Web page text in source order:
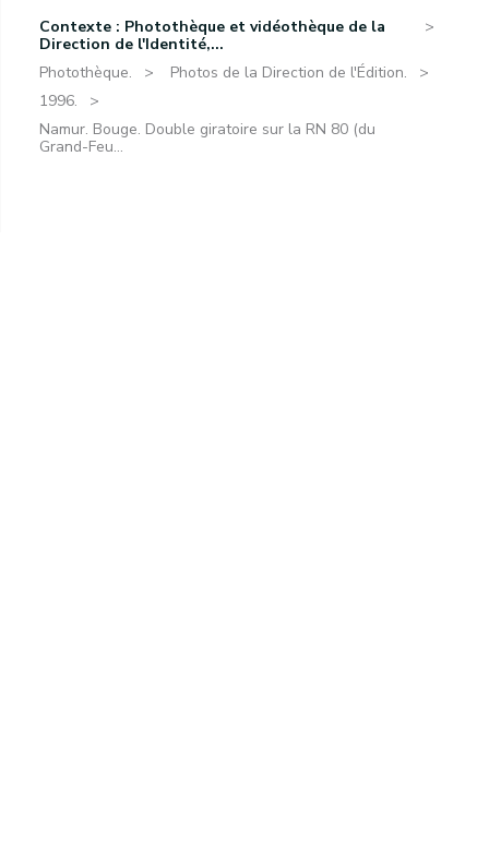
Contexte : Photothèque et vidéothèque de la
Direction de l'Identité,...
Photothèque.
Photos de la Direction de l'Édition.
1996.
Namur. Bouge. Double giratoire sur la RN 80 (du
Grand-Feu...